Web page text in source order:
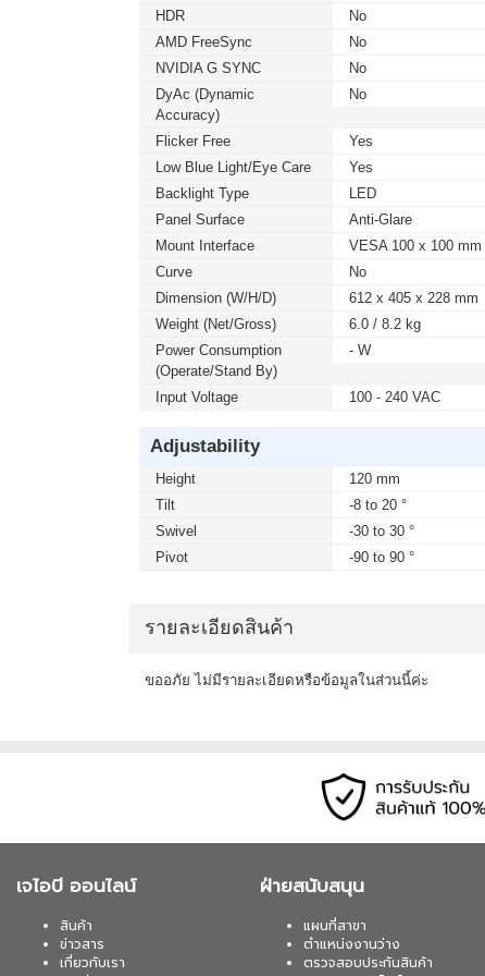
HDR
No
AMD FreeSync
No
NVIDIA G SYNC
No
DyAc (Dynamic
Accuracy)
No
Flicker Free
Yes
Low Blue Light/Eye Care
Yes
Backlight Type
LED
Panel Surface
Anti-Glare
Mount Interface
VESA 100 x 100 mm
Curve
No
Dimension (W/H/D)
612 x 405 x 228 mm
Weight (Net/Gross)
6.0 / 8.2 kg
Power Consumption
(Operate/Stand By)
- W
Input Voltage 100 - 240 VAC
Adjustability
Height
120 mm
Tilt
-8 to 20 °
Swivel
-30 to 30 °
Pivot
-90 to 90 °
รายละเอียดสินค้า
ขออภัย ไม่มีรายละเอียดหรือข้อมูลในส่วนนี้ค่ะ
เจไอบี ออนไลน์
สินค้า
ข่าวสาร
เกี่ยวกับเรา
ฝ่ายสนับสนุน
แผนที่สาขา
ตำแหน่งงานว่าง
ตรวจสอบประกันสินค้า